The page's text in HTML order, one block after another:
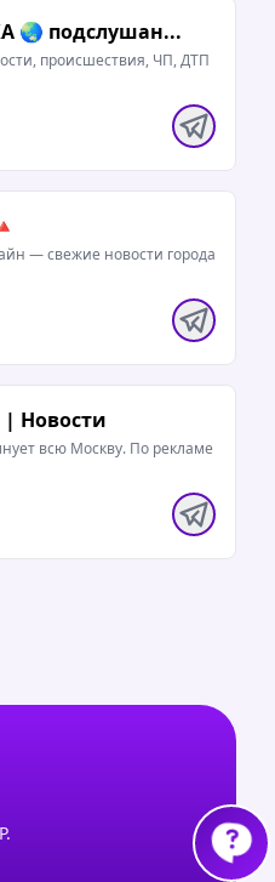
🌏 подслушан...
происшествия, ЧП, ДТП
— свежие новости города
| Новости
всю Москву. По рекламе